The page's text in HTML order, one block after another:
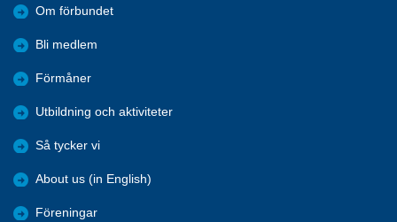
Om förbundet
Bli medlem
Förmåner
Utbildning och aktiviteter
Så tycker vi
About us (in English)
Föreningar